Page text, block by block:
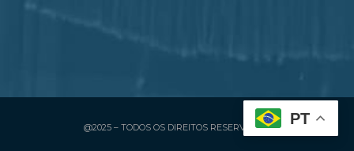
@2025 – TODOS OS DIREITOS RESERVADOS PT